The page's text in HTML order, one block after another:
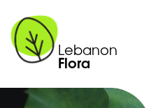
Lebanon
Flora